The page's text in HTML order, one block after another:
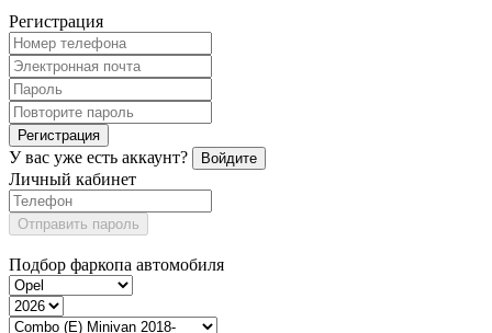
Регистрация
Регистрация
У вас уже есть аккаунт? Войдите
Личный кабинет
Отправить пароль
Подбор фаркопа автомобиля